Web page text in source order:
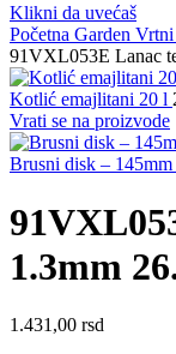
Klikni da uvećaš
Početna Garden Vrtni
91VXL053E Lanac
Kotlić emajlitani 20 l
Vrati se na proizvode
Brusni disk –
1.3mm
1.431,00 rsd